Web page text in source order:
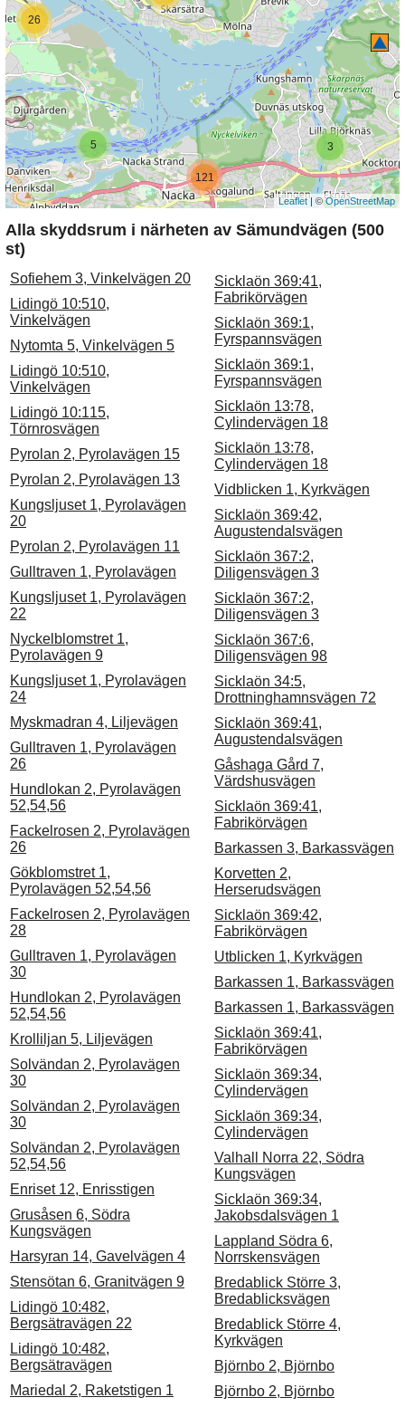
3
5
26
121
Leaflet| ©OpenStreetMap
Alla skyddsrum i närheten av Sämundvägen (500
st)
Sofiehem 3, Vinkelvägen 20
Lidingö 10:510,
Vinkelvägen
Nytomta 5, Vinkelvägen 5
Lidingö 10:510,
Vinkelvägen
Lidingö 10:115,
Törnrosvägen
Pyrolan 2, Pyrolavägen 15
Pyrolan 2, Pyrolavägen 13
Kungsljuset 1, Pyrolavägen
20
Pyrolan 2, Pyrolavägen 11
Gulltraven 1, Pyrolavägen
Kungsljuset 1, Pyrolavägen
22
Nyckelblomstret 1,
Pyrolavägen 9
Kungsljuset 1, Pyrolavägen
24
Myskmadran 4, Liljevägen
Gulltraven 1, Pyrolavägen
26
Hundlokan 2, Pyrolavägen
52,54,56
Fackelrosen 2, Pyrolavägen
26
Gökblomstret 1,
Pyrolavägen 52,54,56
Fackelrosen 2, Pyrolavägen
28
Gulltraven 1, Pyrolavägen
30
Hundlokan 2, Pyrolavägen
52,54,56
Krolliljan 5, Liljevägen
Solvändan 2, Pyrolavägen
30
Solvändan 2, Pyrolavägen
30
Solvändan 2, Pyrolavägen
52,54,56
Enriset 12, Enrisstigen
Grusåsen 6, Södra
Kungsvägen
Harsyran 14, Gavelvägen 4
Stensötan 6, Granitvägen 9
Lidingö 10:482,
Bergsätravägen 22
Lidingö 10:482,
Bergsätravägen
Mariedal 2, Raketstigen 1
Sicklaön 369:41,
Fabrikörvägen
Sicklaön 369:1,
Fyrspannsvägen
Sicklaön 369:1,
Fyrspannsvägen
Sicklaön 13:78,
Cylindervägen 18
Sicklaön 13:78,
Cylindervägen 18
Vidblicken 1, Kyrkvägen
Sicklaön 369:42,
Augustendalsvägen
Sicklaön 367:2,
Diligensvägen 3
Sicklaön 367:2,
Diligensvägen 3
Sicklaön 367:6,
Diligensvägen 98
Sicklaön 34:5,
Drottninghamnsvägen 72
Sicklaön 369:41,
Augustendalsvägen
Gåshaga Gård 7,
Värdshusvägen
Sicklaön 369:41,
Fabrikörvägen
Barkassen 3, Barkassvägen
Korvetten 2,
Herserudsvägen
Sicklaön 369:42,
Fabrikörvägen
Utblicken 1, Kyrkvägen
Barkassen 1, Barkassvägen
Barkassen 1, Barkassvägen
Sicklaön 369:41,
Fabrikörvägen
Sicklaön 369:34,
Cylindervägen
Sicklaön 369:34,
Cylindervägen
Valhall Norra 22, Södra
Kungsvägen
Sicklaön 369:34,
Jakobsdalsvägen 1
Lappland Södra 6,
Norrskensvägen
Bredablick Större 3,
Bredablicksvägen
Bredablick Större 4,
Kyrkvägen
Björnbo 2, Björnbo
Björnbo 2, Björnbo